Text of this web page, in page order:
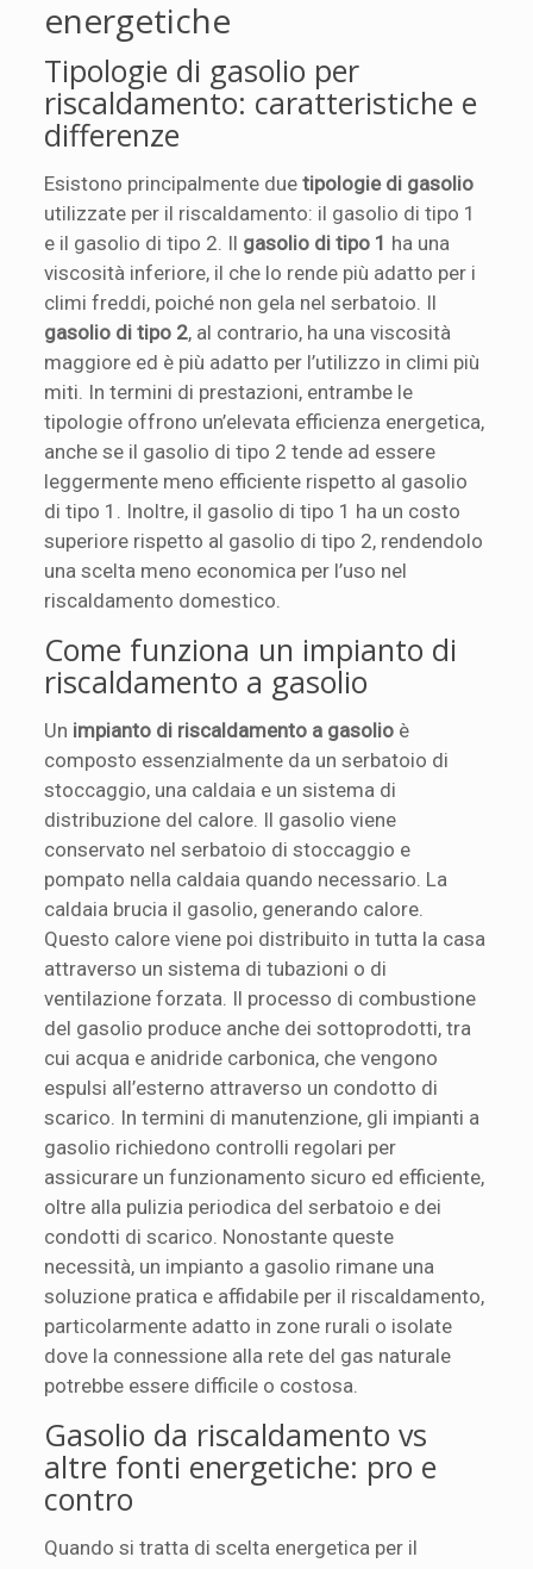
energetiche
Tipologie di gasolio per
riscaldamento: caratteristiche e
differenze
Esistono principalmente duetipologie di gasolio
utilizzate per il riscaldamento: il gasolio di tipo 1
e il gasolio di tipo 2. Il gasolio di tipo 1 ha una
viscosità inferiore, il che lo rende più adatto per i
climi freddi, poiché non gela nel serbatoio. Il
gasolio di tipo 2, al contrario, ha una viscosità
maggiore ed è più adatto per l’utilizzo in climi più
miti. In termini di prestazioni, entrambe le
tipologie offrono un’elevata efficienza energetica,
anche se il gasolio di tipo 2 tende ad essere
leggermente meno efficiente rispetto al gasolio
di tipo 1. Inoltre, il gasolio di tipo 1 ha un costo
superiore rispetto al gasolio di tipo 2, rendendolo
una scelta meno economica per l’uso nel
riscaldamento domestico.
Come funziona un impianto di
riscaldamento a gasolio
Un impianto di riscaldamento a gasolio è
composto essenzialmente da un serbatoio di
stoccaggio, una caldaia e un sistema di
distribuzione del calore. Il gasolio viene
conservato nel serbatoio di stoccaggio e
pompato nella caldaia quando necessario. La
caldaia brucia il gasolio, generando calore.
Questo calore viene poi distribuito in tutta la casa
attraverso un sistema di tubazioni o di
ventilazione forzata. Il processo di combustione
del gasolio produce anche dei sottoprodotti, tra
cui acqua e anidride carbonica, che vengono
espulsi all’esterno attraverso un condotto di
scarico. In termini di manutenzione, gli impianti a
gasolio richiedono controlli regolari per
assicurare un funzionamento sicuro ed efficiente,
oltre alla pulizia periodica del serbatoio e dei
condotti di scarico. Nonostante queste
necessità, un impianto a gasolio rimane una
soluzione pratica e affidabile per il riscaldamento,
particolarmente adatto in zone rurali o isolate
dove la connessione alla rete del gas naturale
potrebbe essere difficile o costosa.
Gasolio da riscaldamento vs
altre fonti energetiche: pro e
contro
Quando si tratta di scelta energetica per il